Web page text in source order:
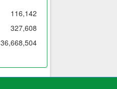
116,142
327,608
36,668,504